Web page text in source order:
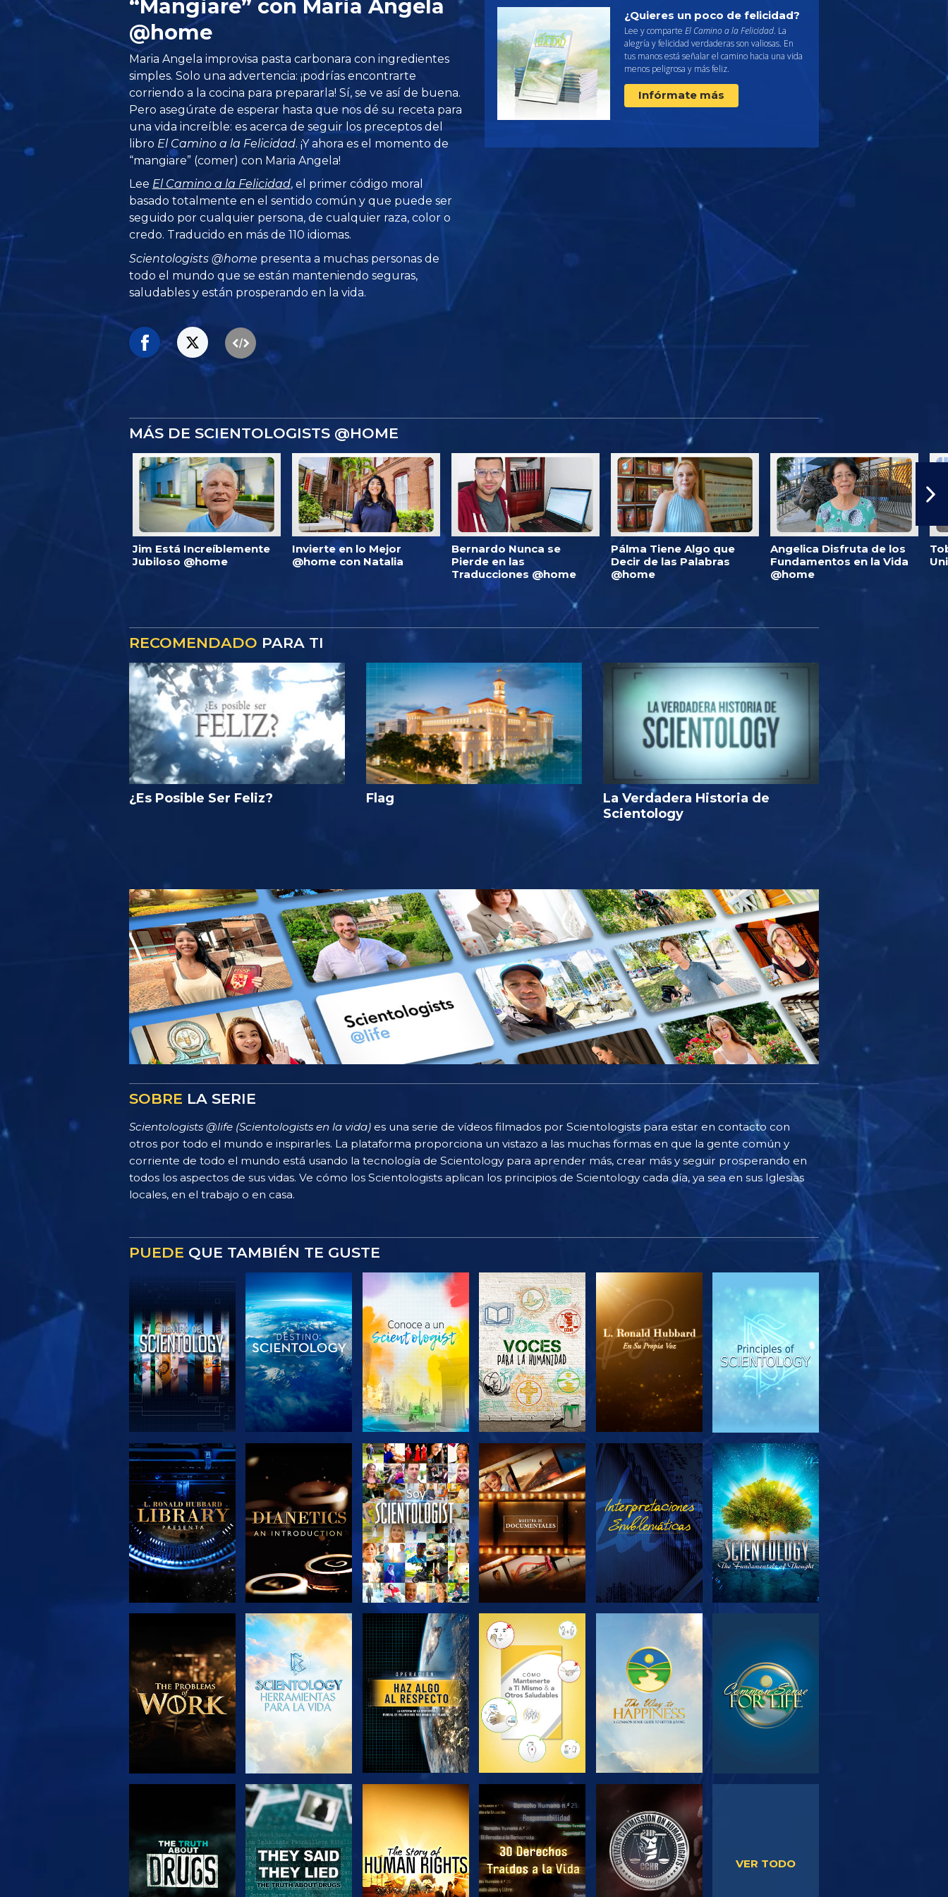
“Mangiare” con Maria Angela
@home
Maria Angela improvisa pasta carbonara con ingredientes
simples. Solo una advertencia: ¡podrías encontrarte
corriendo a la cocina para prepararla! Sí, se ve así de buena.
Pero asegúrate de esperar hasta que nos dé su receta para
una vida increíble: es acerca de seguir los preceptos del
libro El Camino a la Felicidad. ¡Y ahora es el momento de
“mangiare” (comer) con Maria Angela!
Lee El Camino a la Felicidad, el primer código moral
basado totalmente en el sentido común y que puede ser
seguido por cualquier persona, de cualquier raza, color o
credo. Traducido en más de 110 idiomas.
Scientologists @home presenta a muchas personas de
todo el mundo que se están manteniendo seguras,
saludables y están prosperando en la vida.
¿Quieres un poco de felicidad?
Lee y comparte El Camino a la Felicidad. La
alegría y felicidad verdaderas son valiosas. En
tus manos está señalar el camino hacia una vida
menos peligrosa y más feliz.
Infórmate más
MÁS DE SCIENTOLOGISTS @HOME
Jim Está Increíblemente
Jubiloso @home
Invierte en lo Mejor
@home con Natalia
Bernardo Nunca se
Pierde en las
Traducciones @home
Pálma Tiene Algo que
Decir de las Palabras
@home
Angelica Disfruta de los
Fundamentos en la Vida
@home
RECOMENDADO PARA TI
¿Es Posible Ser Feliz? Flag
La Verdadera Historia de
Scientology
SOBRE LA SERIE
Scientologists @life (Scientologists en la vida) es una serie de vídeos filmados por Scientologists para estar en contacto con
otros por todo el mundo e inspirarles. La plataforma proporciona un vistazo a las muchas formas en que la gente común y
corriente de todo el mundo está usando la tecnología de Scientology para aprender más, crear más y seguir prosperando en
todos los aspectos de sus vidas. Ve cómo los Scientologists aplican los principios de Scientology cada día, ya sea en sus Iglesias
locales, en el trabajo o en casa.
PUEDE QUE TAMBIÉN TE GUSTE
EXPLORA LAS
SERIES
EXPLORA LAS
SERIES
EXPLORA LAS
SERIES
EXPLORA LAS
SERIES
EXPLORA LAS
SERIES
VE
EXPLORA LAS
SERIES
VE
EXPLORA LAS
SERIES
EXPLORA LAS
SERIES
EXPLORA LAS
SERIES
VE VE VE
VER TODO